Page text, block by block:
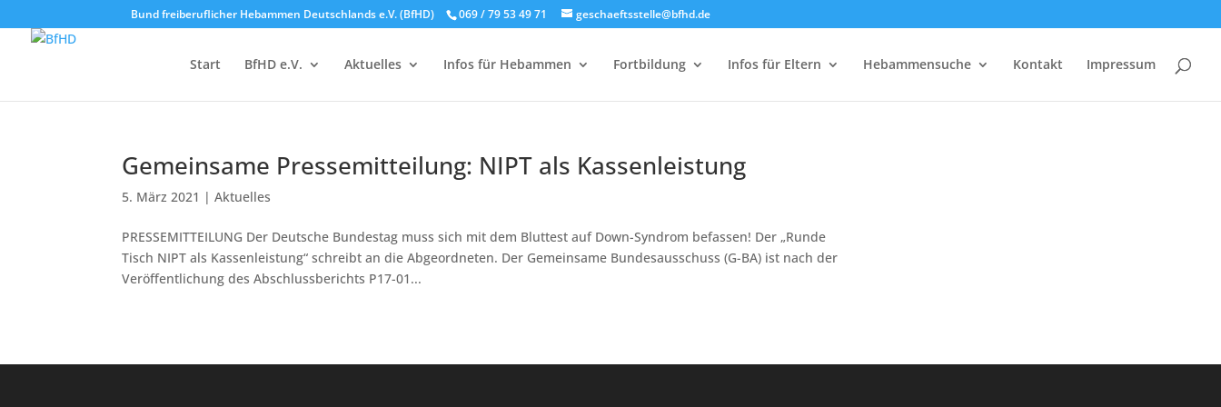
Bund freiberuflicher Hebammen Deutschlands e.V. (BfHD) 069 / 79 53 49 71 geschaeftsstelle@bfhd.de
Start BfHD e.V. Aktuelles Infos für Hebammen Fortbildung Infos für Eltern Hebammensuche Kontakt Impressum
Gemeinsame Pressemitteilung: NIPT als Kassenleistung
5. März 2021 |Aktuelles
PRESSEMITTEILUNG Der Deutsche Bundestag muss sich mit dem Bluttest auf Down-Syndrom befassen! Der „Runde
Tisch NIPT als Kassenleistung“ schreibt an die Abgeordneten. Der Gemeinsame Bundesausschuss (G-BA) ist nach der
Veröffentlichung des Abschlussberichts P17-01...